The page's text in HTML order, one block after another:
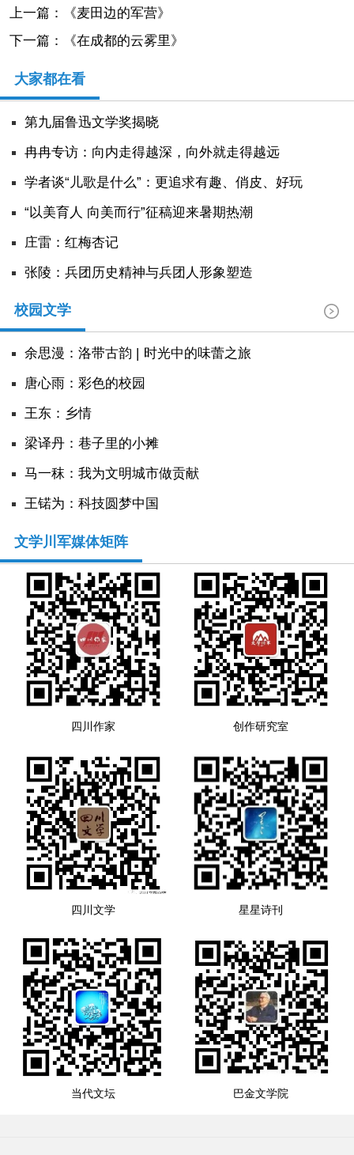
上一篇：《麦田边的军营》
下一篇：《在成都的云雾里》
大家都在看
第九届鲁迅文学奖揭晓
冉冉专访：向内走得越深，向外就走得越远
学者谈“儿歌是什么”：更追求有趣、俏皮、好玩
“以美育人 向美而行”征稿迎来暑期热潮
庄雷：红梅杏记
张陵：兵团历史精神与兵团人形象塑造
校园文学
余思漫：洛带古韵 | 时光中的味蕾之旅
唐心雨：彩色的校园
王东：乡情
​梁译丹：巷子里的小摊
马一秣：我为文明城市做贡献
王锘为：科技圆梦中国
文学川军媒体矩阵
四川作家 创作研究室
四川文学 星星诗刊
当代文坛 巴金文学院